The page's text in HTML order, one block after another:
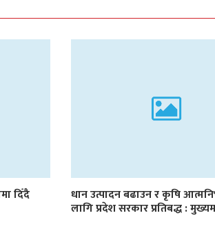
दिँदै धान उत्पादन बढाउन र कृषि
लागि प्रदेश सरकार प्रतिबद्ध :